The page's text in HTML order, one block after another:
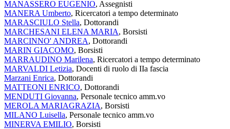
MANASSERO EUGENIO, Assegnisti
MANERA Umberto, Ricercatori a tempo determinato
MARASCIULO Stella, Dottorandi
MARCHESANI ELENA MARIA, Borsisti
MARCINNO' ANDREA, Dottorandi
MARIN GIACOMO, Borsisti
MARRAUDINO Marilena, Ricercatori a tempo determinato
MARVALDI Letizia, Docenti di ruolo di IIa fascia
Marzani Enrica, Dottorandi
MATTEONI ENRICO, Dottorandi
MENDUTI Giovanna, Personale tecnico amm.vo
MEROLA MARIAGRAZIA, Borsisti
MILANO Luisella, Personale tecnico amm.vo
MINERVA EMILIO, Borsisti